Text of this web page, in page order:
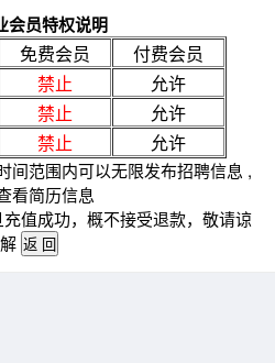
会员特权说明
免费会员
付费会员
禁止
允许
禁止
允许
禁止 允许
间范围内可以无限发布招聘信息 ,
看简历信息
值成功，概不接受退款，敬请谅
解